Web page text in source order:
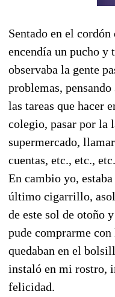
Sentado en el
encendía un pucho y
observaba la gente
problemas,
las tareas que hacer
colegio, pasar por la
supermercado,
cuentas, etc., etc.,
En cambio yo,
último cigarrillo,
de este sol de otoño
pude comprarme
quedaban en el
instaló en mi rostro,
felicidad.